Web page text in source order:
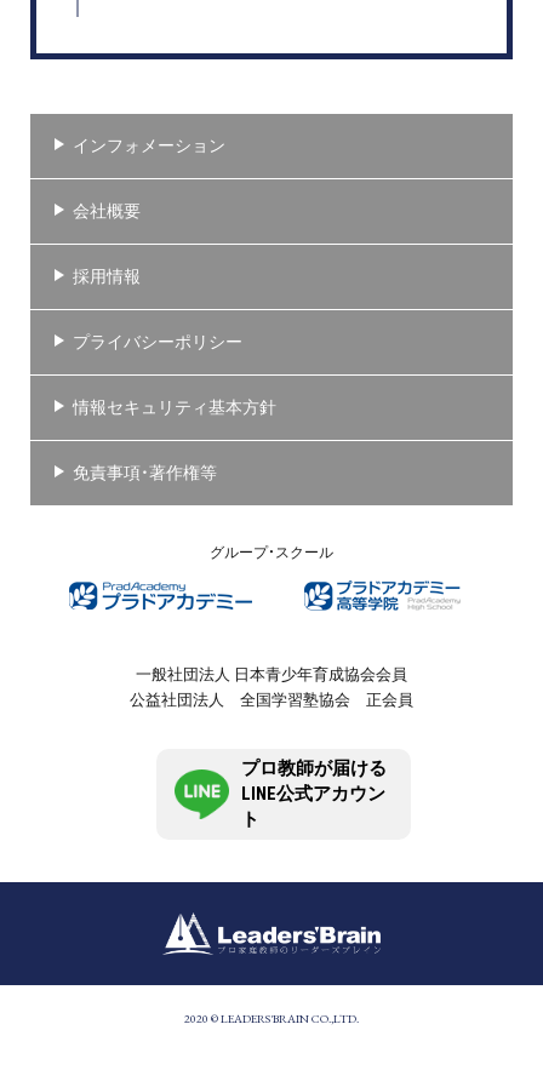
インフォメーション
会社概要
採用情報
プライバシーポリシー
情報セキュリティ基本方針
免責事項・著作権等
グループ・スクール
一般社団法人 日本青少年育成協会会員
公益社団法人 全国学習塾協会 正会員
プロ教師が届ける
LINE公式アカウン
ト
2020 © LEADERS'BRAIN CO.,LTD.